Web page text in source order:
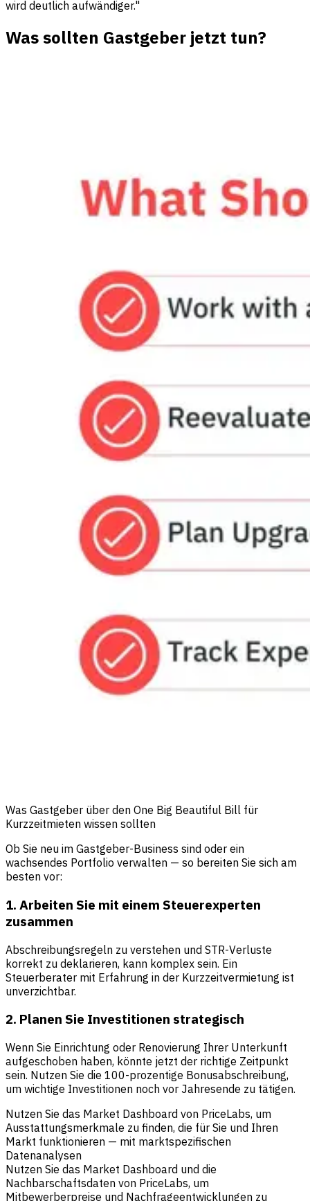
wird deutlich aufwändiger."
Was sollten Gastgeber jetzt tun?
Was Gastgeber über den One Big Beautiful Bill für
Kurzzeitmieten wissen sollten
Ob Sie neu im Gastgeber-Business sind oder ein
wachsendes Portfolio verwalten — so bereiten Sie sich am
besten vor:
1. Arbeiten Sie mit einem Steuerexperten
zusammen
Abschreibungsregeln zu verstehen und STR-Verluste
korrekt zu deklarieren, kann komplex sein. Ein
Steuerberater mit Erfahrung in der Kurzzeitvermietung ist
unverzichtbar.
2. Planen Sie Investitionen strategisch
Wenn Sie Einrichtung oder Renovierung Ihrer Unterkunft
aufgeschoben haben, könnte jetzt der richtige Zeitpunkt
sein. Nutzen Sie die 100-prozentige Bonusabschreibung,
um wichtige Investitionen noch vor Jahresende zu tätigen.
Nutzen Sie das Market Dashboard von PriceLabs, um
Ausstattungsmerkmale zu finden, die für Sie und Ihren
Markt funktionieren — mit marktspezifischen
Datenanalysen
Nutzen Sie das Market Dashboard und die
Nachbarschaftsdaten von PriceLabs, um
Mitbewerberpreise und Nachfrageentwicklungen zu